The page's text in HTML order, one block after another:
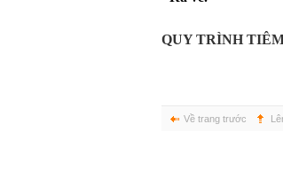
QUY TRÌNH
Về trang trước